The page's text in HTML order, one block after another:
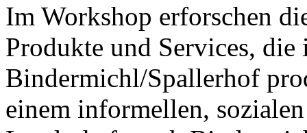
Im Workshop erforschen
Produkte und Services, die
Bindermichl/Spallerhof
einem informellen,